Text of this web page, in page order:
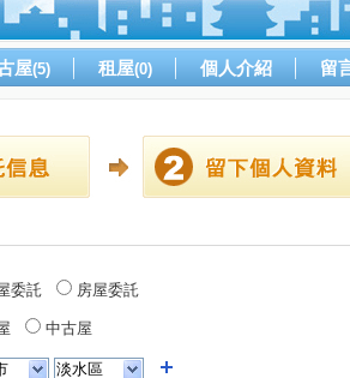
屋(5) 租屋(0) 個人介紹 留
委託 房屋委託
中古屋